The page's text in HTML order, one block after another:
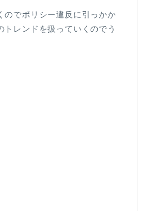
のでポリシー違反に引っかか
レンドを扱っていくのでう